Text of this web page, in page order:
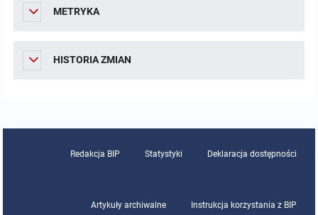
METRYKA
HISTORIA ZMIAN
Redakcja BIP Statystyki Deklaracja dostępności
Artykuły archiwalne Instrukcja korzystania z BIP